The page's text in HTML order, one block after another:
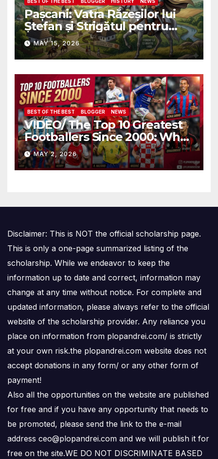
Pașcani: Vatra Răzeșilor lui
Ștefan și Strigătul pentru
Demnitate în Fața
Amalgamării
MAY 15, 2026
BEST OF THE BEST BLOGGER NEWS
VIDEO/ The Top 10 Greatest
Footballers Since 2000: Who
Is Number One
MAY 2, 2026
Disclaimer: This is NOT the official scholarship page.
This is only a one-page summarized listing of the
scholarship. While we endeavor to keep the
information up to date and correct, information may
change at any time without notice. For complete and
updated information, please always refer to the official
website of the scholarship provider. Any reliance you
place on information from plopandrei.com/ is strictly
at your own risk.the plopandrei.com website does not
accept donations in any form/ or any other form of
payment!
Also all the opportunities on the website are published
for free and if you have any opportunity that needs to
be promoted, please send the link to the e-mail
address ceo@plopandrei.com and we will publish it for
free on the site.WE DO NOT DISCRIMINATE BASED